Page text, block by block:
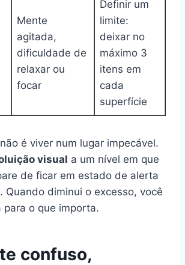
Mente
agitada,
dificuldade de
relaxar ou
focar
Definir um
limite:
deixar no
máximo 3
itens em
cada
superfície
é viver num lugar impecável.
visual a um nível em que
de ficar em estado de alerta
Quando diminui o excesso, você
para o que importa.
confuso,